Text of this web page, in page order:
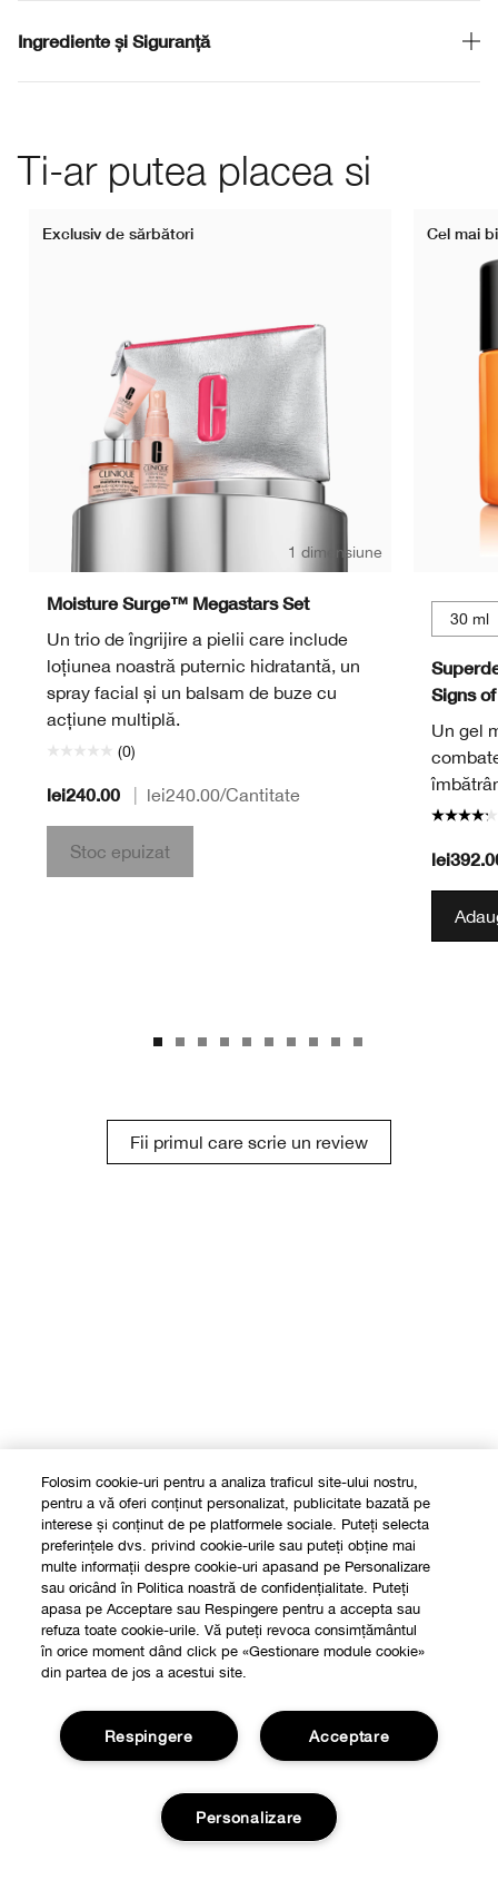
Ingrediente și Siguranță
Ti-ar putea placea si
Exclusiv de sărbători
1 dimensiune
Moisture Surge™ Megastars Set
Un trio de îngrijire a pielii care include
loțiunea noastră puternic hidratantă, un
spray facial și un balsam de buze cu
acțiune multiplă.
(0)
lei240.00 lei240.00/Cantitate
Stoc epuizat
Cel mai
30 ml
Signs
Un gel
Fii primul care scrie un review
Folosim cookie-uri pentru a analiza traficul site-ului nostru,
pentru a vă oferi conținut personalizat, publicitate bazată pe
interese și conținut de pe platformele sociale. Puteți selecta
preferințele dvs. privind cookie-urile sau puteți obține mai
multe informații despre cookie-uri apasand pe Personalizare
sau oricând în Politica noastră de confidențialitate. Puteți
apasa pe Acceptare sau Respingere pentru a accepta sau
refuza toate cookie-urile. Vă puteți revoca consimțământul
în orice moment dând click pe «Gestionare module cookie»
din partea de jos a acestui site.
Acceptare
Respingere
Personalizare